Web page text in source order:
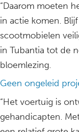
“Daarom moeten
in actie komen.
scootmobielen
in Tubantia tot de
bloemlezing.
Geen ongeleid
“Het voertuig is
gehandicapten.